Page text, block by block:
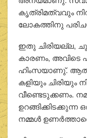
കൃത്രിമത്വവും
ലോകത്തിനു
ഇതു ചിരിയല്ല,
കാരണം,
ഹിംസയാണു്.
കളിയും
വീണ്ടെടുക്കണം.
നമ്മള്‍